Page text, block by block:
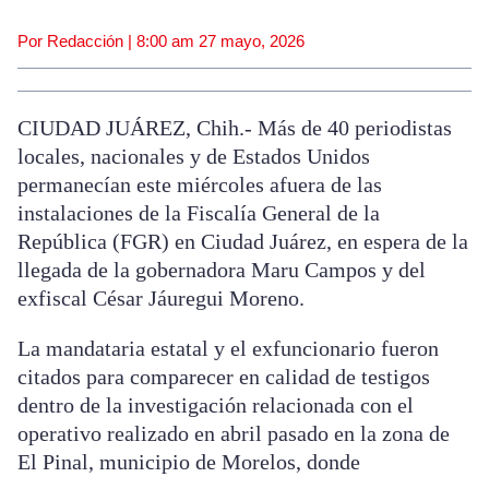
Por Redacción | 8:00 am 27 mayo, 2026
CIUDAD JUÁREZ, Chih.- Más de 40 periodistas
locales, nacionales y de Estados Unidos
permanecían este miércoles afuera de las
instalaciones de la Fiscalía General de la
República (FGR) en Ciudad Juárez, en espera de la
llegada de la gobernadora Maru Campos y del
exfiscal César Jáuregui Moreno.
La mandataria estatal y el exfuncionario fueron
citados para comparecer en calidad de testigos
dentro de la investigación relacionada con el
operativo realizado en abril pasado en la zona de
El Pinal, municipio de Morelos, donde